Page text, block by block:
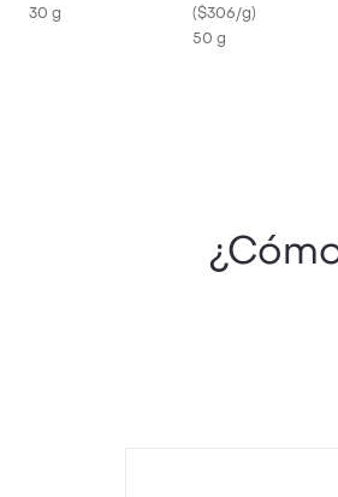
30 g
Ajo - Fitcook
($306/g)
50 g